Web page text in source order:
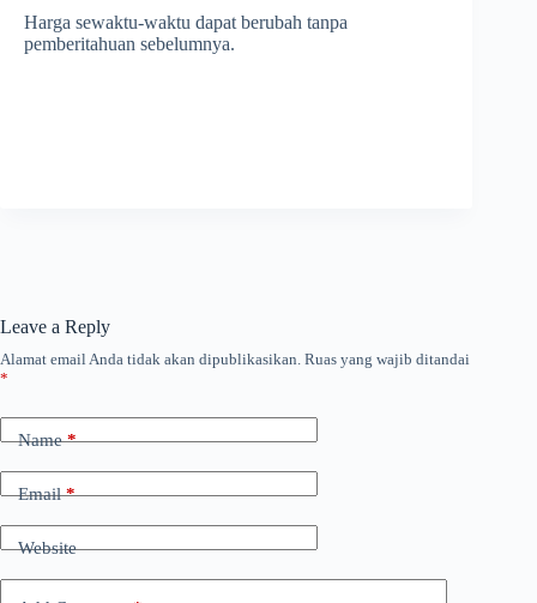
Harga sewaktu-waktu dapat berubah tanpa
pemberitahuan sebelumnya.
Leave a Reply
Alamat email Anda tidak akan dipublikasikan. Ruas yang wajib ditandai
*
Name*
Email*
Website